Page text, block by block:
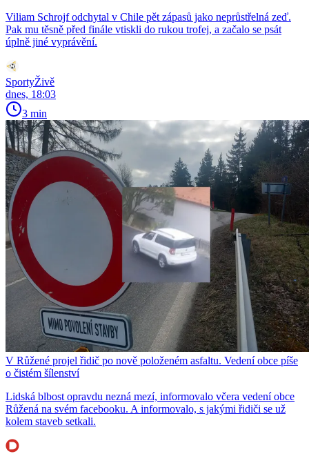
Viliam Schrojf odchytal v Chile pět zápasů jako neprůstřelná zeď.
Pak mu těsně před finále vtiskli do rukou trofej, a začalo se psát
úplně jiné vyprávění.
SportyŽivě
dnes, 18:03
3 min
V Růžené projel řidič po nově položeném asfaltu. Vedení obce píše
o čistém šílenství
Lidská blbost opravdu nezná mezí, informovalo včera vedení obce
Růžená na svém facebooku. A informovalo, s jakými řidiči se už
kolem staveb setkali.